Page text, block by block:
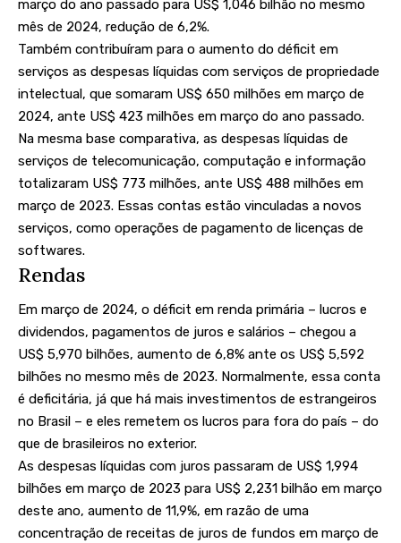
março do ano passado para US$ 1,046 bilhão no mesmo
mês de 2024, redução de 6,2%.
Também contribuíram para o aumento do déficit em
serviços as despesas líquidas com serviços de propriedade
intelectual, que somaram US$ 650 milhões em março de
2024, ante US$ 423 milhões em março do ano passado.
Na mesma base comparativa, as despesas líquidas de
serviços de telecomunicação, computação e informação
totalizaram US$ 773 milhões, ante US$ 488 milhões em
março de 2023. Essas contas estão vinculadas a novos
serviços, como operações de pagamento de licenças de
softwares.
Rendas
Em março de 2024, o déficit em renda primária – lucros e
dividendos, pagamentos de juros e salários – chegou a
US$ 5,970 bilhões, aumento de 6,8% ante os US$ 5,592
bilhões no mesmo mês de 2023. Normalmente, essa conta
é deficitária, já que há mais investimentos de estrangeiros
no Brasil – e eles remetem os lucros para fora do país – do
que de brasileiros no exterior.
As despesas líquidas com juros passaram de US$ 1,994
bilhões em março de 2023 para US$ 2,231 bilhão em março
deste ano, aumento de 11,9%, em razão de uma
concentração de receitas de juros de fundos em março de